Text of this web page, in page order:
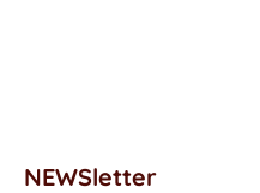
NEWSletter